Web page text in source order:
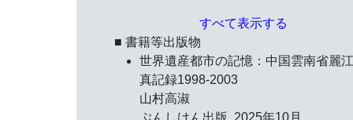
すべて表示する
■ 書籍等出版物
世界遺産都市の記憶：中国雲南省麗
真記録1998-2003
山村高淑